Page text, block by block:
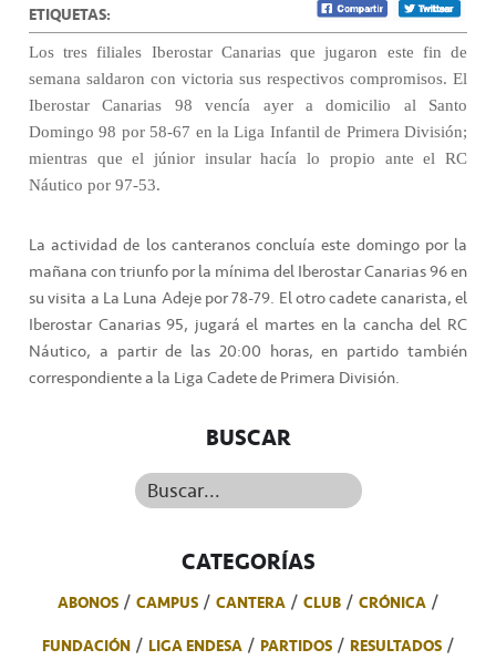
ETIQUETAS:
Los tres filiales Iberostar Canarias que jugaron este fin de
semana saldaron con victoria sus respectivos compromisos. El
Iberostar Canarias 98 vencía ayer a domicilio al Santo
Domingo 98 por 58-67 en la Liga Infantil de Primera División;
mientras que el júnior insular hacía lo propio ante el RC
Náutico por 97-53.
La actividad de los canteranos concluía este domingo por la
mañana con triunfo por la mínima del Iberostar Canarias 96 en
su visita a La Luna Adeje por 78-79. El otro cadete canarista, el
Iberostar Canarias 95, jugará el martes en la cancha del RC
Náutico, a partir de las 20:00 horas, en partido también
correspondiente a la Liga Cadete de Primera División.
BUSCAR
Buscar...
CATEGORÍAS
ABONOS CAMPUS CANTERA CLUB
CRÓNICA
FUNDACIÓN
LIGA ENDESA PARTIDOS
RESULTADOS